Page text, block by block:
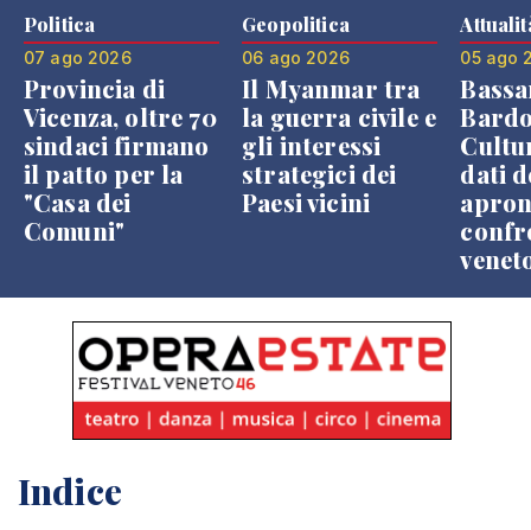
Politica
07 ago 2026
Provincia di
Vicenza, oltre 70
sindaci firmano
il patto per la
"Casa dei
Comuni"
Geopolitica
06 ago 2026
Il Myanmar tra
la guerra civile e
gli interessi
strategici dei
Paesi vicini
05 ago
dati
Indice